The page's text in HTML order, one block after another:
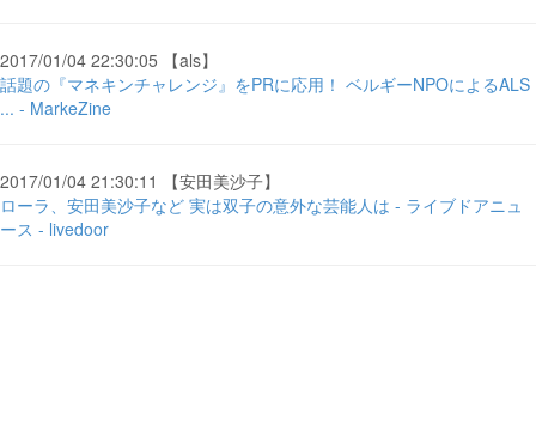
2017/01/04 22:30:05 【als】
話題の『マネキンチャレンジ』をPRに応用！ ベルギーNPOによるALS
... - MarkeZine
2017/01/04 21:30:11 【安田美沙子】
ローラ、安田美沙子など 実は双子の意外な芸能人は - ライブドアニュ
ース - livedoor